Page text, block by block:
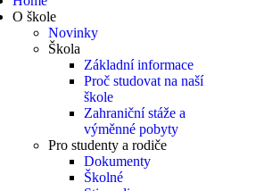
O škole
Novinky
Škola
Základní informace
Proč studovat na naší
škole
Zahraniční stáže a
výměnné pobyty
Pro studenty a rodiče
Dokumenty
Školné